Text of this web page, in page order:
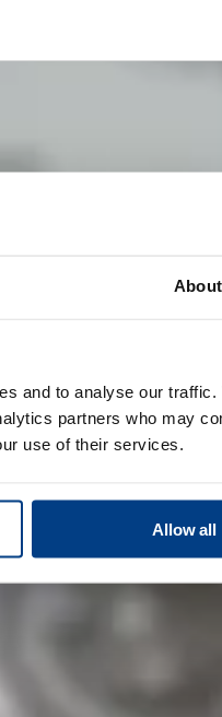
About
and to analyse our traffic.
partners who may
use of their services.
Allow all
additive